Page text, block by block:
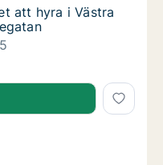
att hyra i Västra
att hyra i Västra
att hyra i Västra
att hyra i Uddevalla,
i Uddevalla,